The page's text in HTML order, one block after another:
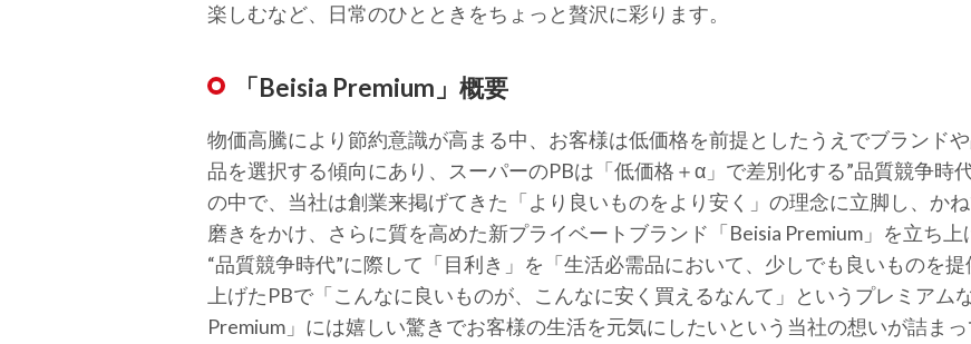
楽しむなど、日常のひとときをちょっと贅沢に彩ります。
「Beisia Premium」概要
物価高騰により節約意識が高まる中、お客様は低価格を前提としたうえでブランド
品を選択する傾向にあり、スーパーのPBは「低価格＋α」で差別化する”品質競争時
の中で、当社は創業来掲げてきた「より良いものをより安く」の理念に立脚し、か
磨きをかけ、さらに質を高めた新プライベートブランド「Beisia Premium」を立ち上
“品質競争時代”に際して「目利き」を「生活必需品において、少しでも良いものを
上げたPBで「こんなに良いものが、こんなに安く買えるなんて」というプレミアム
Premium」には嬉しい驚きでお客様の生活を元気にしたいという当社の想いが詰まっ